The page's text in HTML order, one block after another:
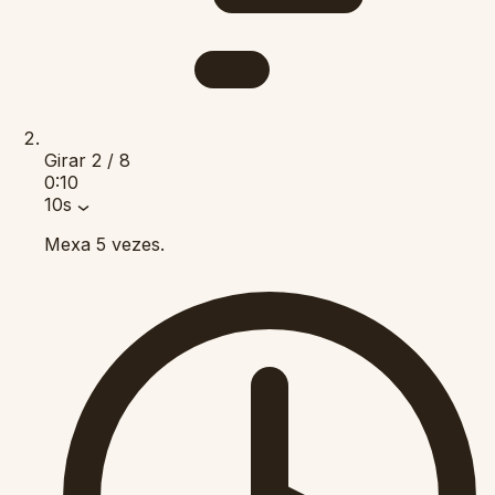
Girar 2 / 8
0:10
10s
Mexa 5 vezes.